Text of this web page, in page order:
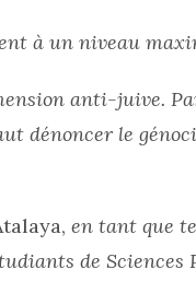
à un niveau
anti-juive.
dénoncer le
en tant que
de Sciences